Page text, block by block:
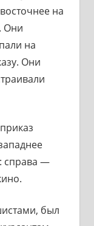
на
Они
на
Они
справа —
был